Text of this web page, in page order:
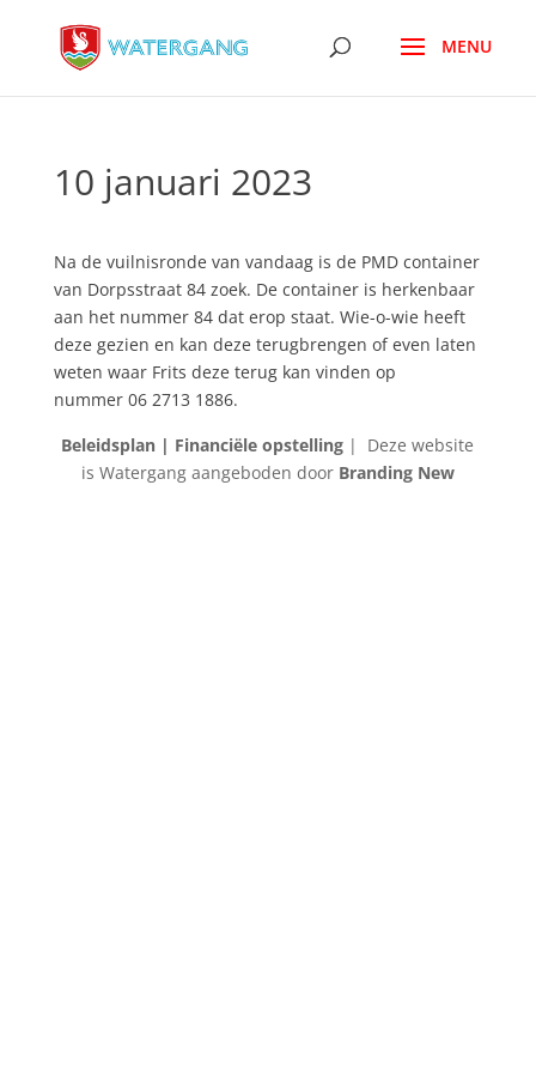
10 januari 2023
Na de vuilnisronde van vandaag is de PMD container
van Dorpsstraat 84 zoek. De container is herkenbaar
aan het nummer 84 dat erop staat. Wie-o-wie heeft
deze gezien en kan deze terugbrengen of even laten
weten waar Frits deze terug kan vinden op
nummer 06 2713 1886.
Beleidsplan | Financiële opstelling | Deze website
is Watergang aangeboden door Branding New